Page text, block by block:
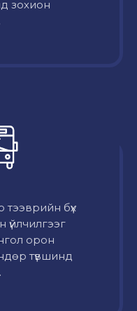
зохион
бүх
орон
түвшинд